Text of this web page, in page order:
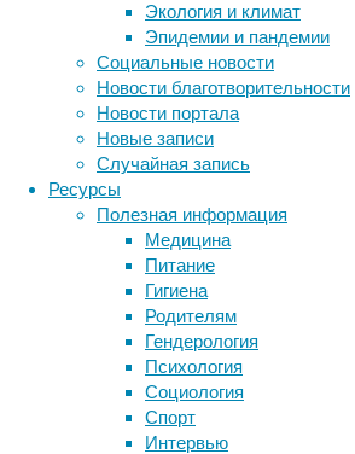
Экология и климат
Эпидемии и пандемии
Социальные новости
Новости благотворительности
Новости портала
Новые записи
Случайная запись
Ресурсы
Полезная информация
Медицина
Питание
Гигиена
Родителям
Гендерология
Психология
Социология
Спорт
Интервью
наследственности:
картина
с
распределением
деменции
больше
похожа
на
характерную
для
инфекционных
заболеваний.
Метки